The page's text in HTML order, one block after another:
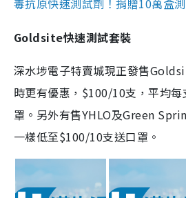
毒抗原快速測試劑！捐贈10萬盒
Goldsite快速測試套裝
深水埗電子特賣城現正發售
時更有優惠，$100/10支，平均
罩。另外有售YHLO及Green
一樣低至$100/10支送口罩。